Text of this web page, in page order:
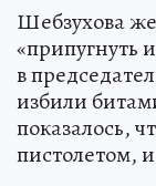
Шебзухова
«припугнуть
в
избили
показалось,
пистолетом,